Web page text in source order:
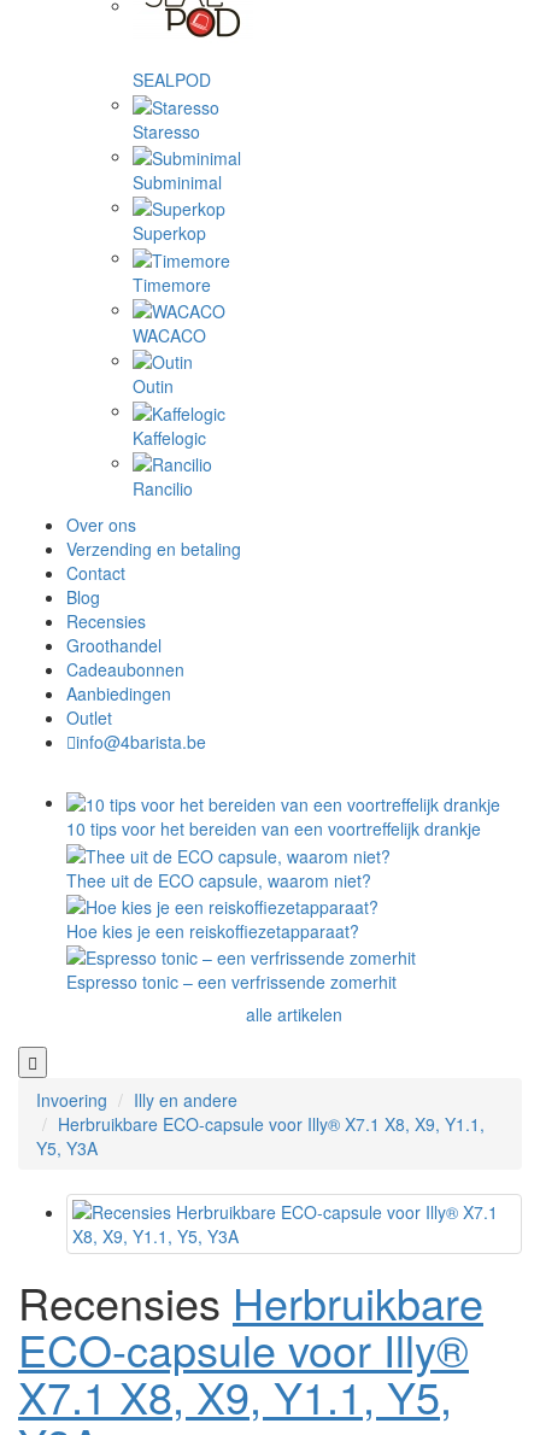
SEALPOD
Staresso
Subminimal
Superkop
Timemore
WACACO
Outin
Kaffelogic
Rancilio
Over ons
Verzending en betaling
Contact
Blog
Recensies
Groothandel
Cadeaubonnen
Aanbiedingen
Outlet
info@4barista.be
10 tips voor het bereiden van een voortreffelijk drankje
Thee uit de ECO capsule, waarom niet?
Hoe kies je een reiskoffiezetapparaat?
Espresso tonic – een verfrissende zomerhit
alle artikelen
Invoering
Illy en andere
Herbruikbare ECO-capsule voor Illy® X7.1 X8, X9, Y1.1,
Y5, Y3A
Recensies Herbruikbare
ECO-capsule voor Illy®
X7.1 X8, X9, Y1.1, Y5,